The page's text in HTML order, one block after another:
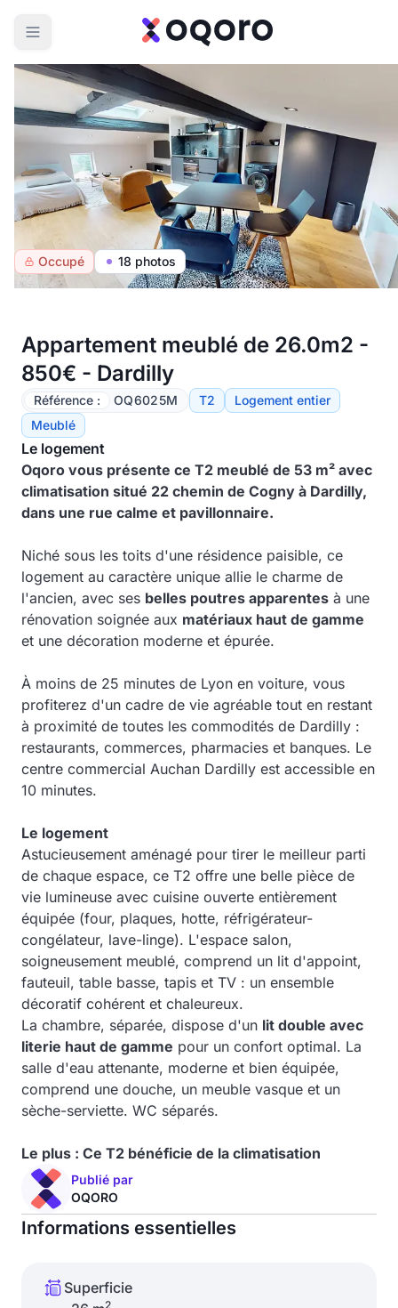
Occupé 18 photos
Appartement meublé de 26.0m2 -
850€ - Dardilly
Référence : OQ6025M T2
Logement entier
Meublé
Le logement
Oqoro vous présente ce T2 meublé de 53 m² avec
climatisation situé 22 chemin de Cogny à Dardilly,
dans une rue calme et pavillonnaire.
Niché sous les toits d'une résidence paisible, ce
logement au caractère unique allie le charme de
l'ancien, avec ses belles poutres apparentes à une
rénovation soignée aux matériaux haut de gamme
et une décoration moderne et épurée.
À moins de 25 minutes de Lyon en voiture, vous
profiterez d'un cadre de vie agréable tout en restant
à proximité de toutes les commodités de Dardilly :
restaurants, commerces, pharmacies et banques. Le
centre commercial Auchan Dardilly est accessible en
10 minutes.
Le logement
Astucieusement aménagé pour tirer le meilleur parti
de chaque espace, ce T2 offre une belle pièce de
vie lumineuse avec cuisine ouverte entièrement
équipée (four, plaques, hotte, réfrigérateur-
congélateur, lave-linge). L'espace salon,
soigneusement meublé, comprend un lit d'appoint,
fauteuil, table basse, tapis et TV : un ensemble
décoratif cohérent et chaleureux.
La chambre, séparée, dispose d'un lit double avec
literie haut de gamme pour un confort optimal. La
salle d'eau attenante, moderne et bien équipée,
comprend une douche, un meuble vasque et un
sèche-serviette. WC séparés.
Le plus : Ce T2 bénéficie de la climatisation
Publié par
OQORO
Informations essentielles
Superficie
2